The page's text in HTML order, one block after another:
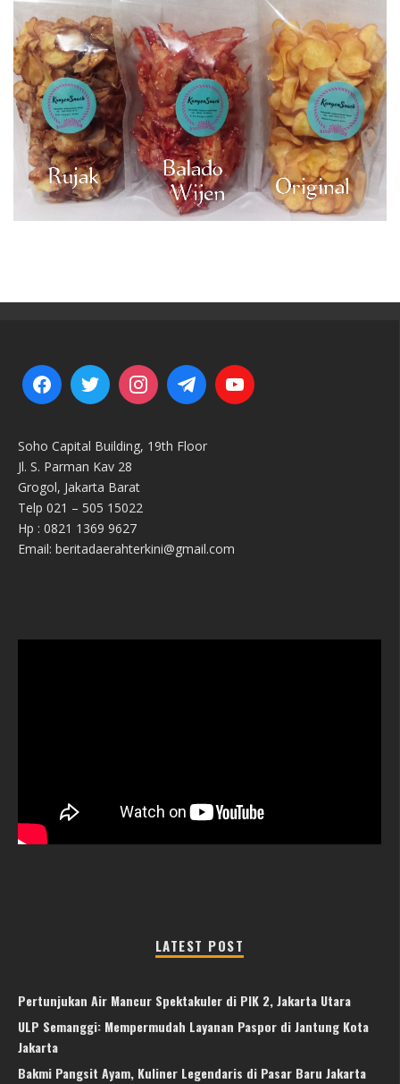
Soho Capital Building, 19th Floor
Jl. S. Parman Kav 28
Grogol, Jakarta Barat
Telp 021 – 505 15022
Hp : 0821 1369 9627
Email: beritadaerahterkini@gmail.com
LATEST POST
Pertunjukan Air Mancur Spektakuler di PIK 2, Jakarta Utara
ULP Semanggi: Mempermudah Layanan Paspor di Jantung Kota
Jakarta
Bakmi Pangsit Ayam, Kuliner Legendaris di Pasar Baru Jakarta